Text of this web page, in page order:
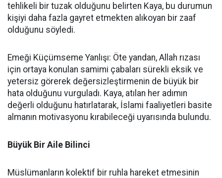
tehlikeli bir tuzak olduğunu belirten Kaya, bu durumun
kişiyi daha fazla gayret etmekten alıkoyan bir zaaf
olduğunu söyledi.
Emeği Küçümseme Yanlışı: Öte yandan, Allah rızası
için ortaya konulan samimi çabaları sürekli eksik ve
yetersiz görerek değersizleştirmenin de büyük bir
hata olduğunu vurguladı. Kaya, atılan her adımın
değerli olduğunu hatırlatarak, İslami faaliyetleri basite
almanın motivasyonu kırabileceği uyarısında bulundu.
Büyük Bir Aile Bilinci
Müslümanların kolektif bir ruhla hareket etmesinin